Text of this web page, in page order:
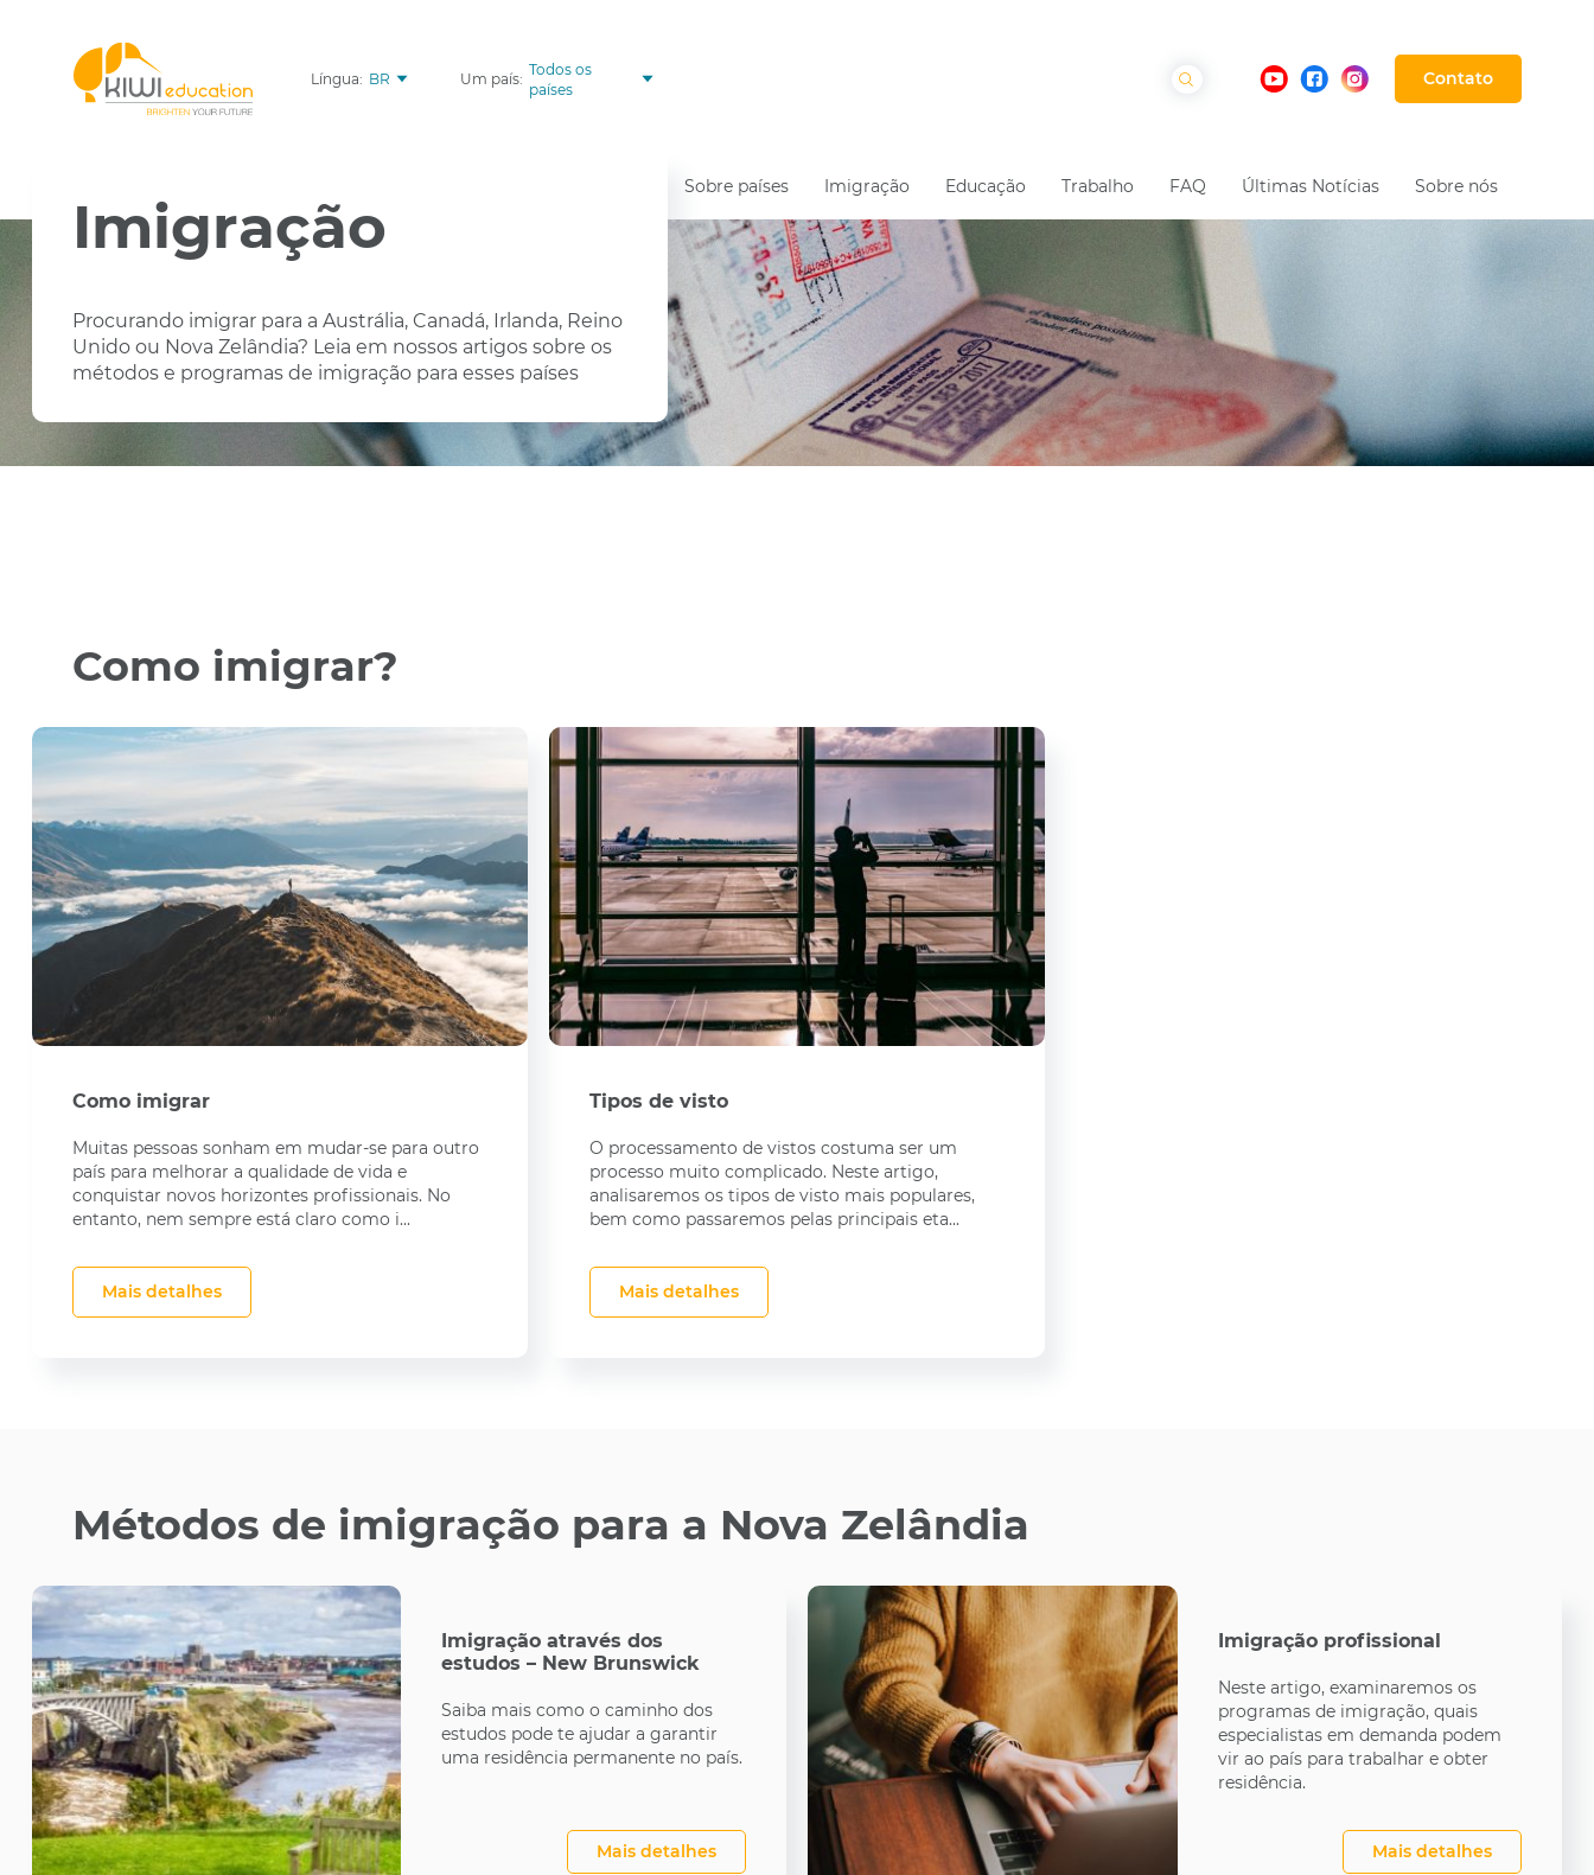
Língua: BR Um país:
Todos os
países
Contato
Imigração
Procurando imigrar para a Austrália, Canadá, Irlanda, Reino
Unido ou Nova Zelândia? Leia em nossos artigos sobre os
métodos e programas de imigração para esses países
Sobre países Imigração Educação Trabalho FAQ Últimas Notícias Sobre nós
Como imigrar?
Como imigrar
Muitas pessoas sonham em mudar-se para outro
país para melhorar a qualidade de vida e
conquistar novos horizontes profissionais. No
entanto, nem sempre está claro como i...
Mais detalhes
Tipos de visto
O processamento de vistos costuma ser um
processo muito complicado. Neste artigo,
analisaremos os tipos de visto mais populares,
bem como passaremos pelas principais eta...
Mais detalhes
Métodos de imigração para a Nova Zelândia
Imigração através dos
estudos – New Brunswick
Saiba mais como o caminho dos
estudos pode te ajudar a garantir
uma residência permanente no país.
Mais detalhes
Imigração profissional
Neste artigo, examinaremos os
programas de imigração, quais
especialistas em demanda podem
vir ao país para trabalhar e obter
residência.
Mais detalhes